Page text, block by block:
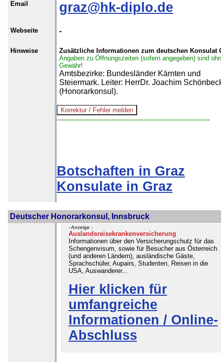
Email graz@hk-diplo.de
Webseite -
Hinweise
Zusätzliche Informationen zum deutschen Konsulat
Angaben zu Öffnungszeiten (sofern angegeben) sind
Gewähr!
Amtsbezirke: Bundesländer Kärnten und
Steiermark. Leiter: HerrDr. Joachim
(Honorarkonsul).
--------------------------------------------------------------
Botschaften in Graz
Konsulate in Graz
Deutscher Honorarkonsul, Innsbruck
- Anzeige -
Auslandsreisekrankenversicherung
Informationen über den Versicherungschutz für das
Schengenvisum, sowie für Besucher aus Österreich
(und anderen Ländern), ausländische Gäste,
Sprachschüler, Aupairs, Studenten, Reisen in die
USA, Auswanderer...
Hier klicken für
umfangreiche
Informationen / Online-
Abschluss